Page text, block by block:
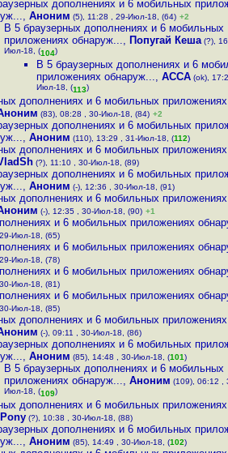
дополнениях и 6 мобильных
, Аноним (5), 11:28 , 29-Июл-18, (64) +2
В 5 браузерных дополнениях и 6 мобильных
приложениях обнаруж..., Попугай Кеша (?),
Июл-18, (104)
В 5 браузерных дополнениях и 6
приложениях обнаруж..., ACCA (ok),
Июл-18, (113)
дополнениях и 6 мобильных приложениях
(83), 08:28 , 30-Июл-18, (84) +2
дополнениях и 6 мобильных
, Аноним (110), 13:29 , 31-Июл-18, (112)
дополнениях и 6 мобильных приложениях
(?), 11:10 , 30-Июл-18, (89)
дополнениях и 6 мобильных
, Аноним (-), 12:36 , 30-Июл-18, (91)
дополнениях и 6 мобильных приложениях
(-), 12:35 , 30-Июл-18, (90) +1
и 6 мобильных приложениях
Июл-18, (65)
и 6 мобильных приложениях
Июл-18, (78)
и 6 мобильных приложениях
Июл-18, (81)
и 6 мобильных приложениях
Июл-18, (85)
дополнениях и 6 мобильных приложениях
(-), 09:11 , 30-Июл-18, (86)
дополнениях и 6 мобильных
, Аноним (85), 14:48 , 30-Июл-18, (101)
В 5 браузерных дополнениях и 6 мобильных
приложениях обнаруж..., Аноним (109), 06:12 ,
Июл-18, (109)
дополнениях и 6 мобильных приложениях
(?), 10:38 , 30-Июл-18, (88)
дополнениях и 6 мобильных
, Аноним (85), 14:49 , 30-Июл-18, (102)